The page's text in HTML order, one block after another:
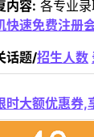
内容: 各专业
快速免费注册
话题/招生人数
时大额优惠券,